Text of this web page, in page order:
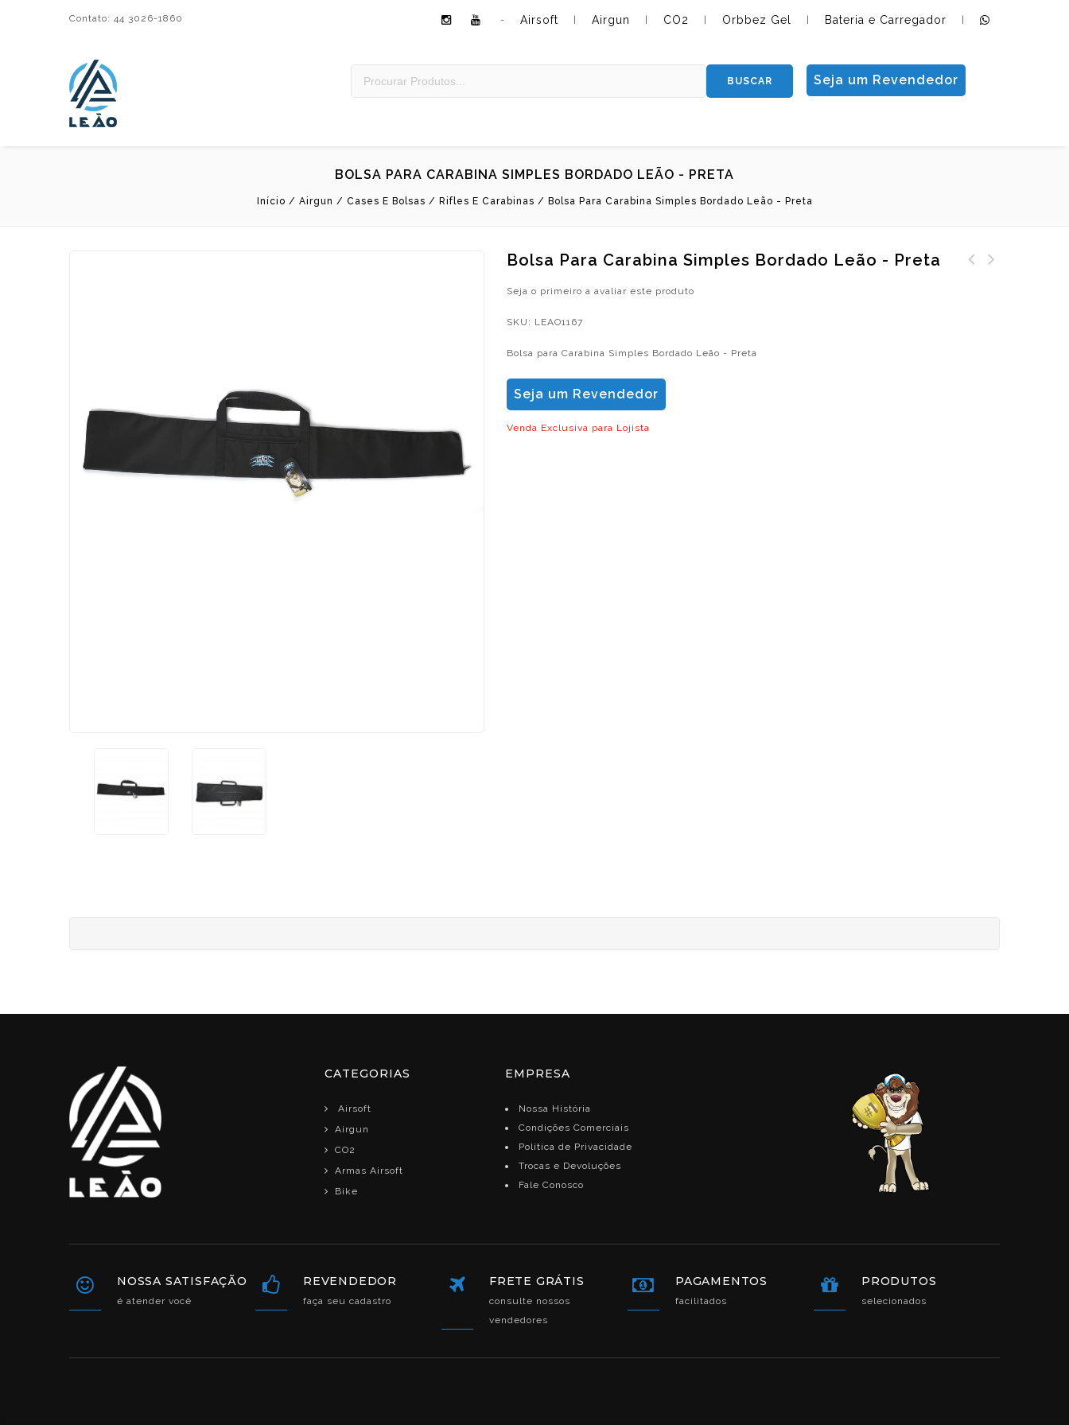
Contato: 44 3026-1860 - Airsoft Airgun CO2 Orbbez Gel Bateria e Carregador
BUSCAR Seja um Revendedor
BOLSA PARA CARABINA SIMPLES BORDADO LEÃO - PRETA
Início / Airgun / Cases E Bolsas / Rifles E Carabinas / Bolsa Para Carabina Simples Bordado Leão - Preta
Bolsa Para Carabina Simples Bordado Leão - Preta
Seja o primeiro a avaliar este produto
SKU: LEAO1167
Bolsa para Carabina Simples Bordado Leão - Preta
Seja um Revendedor
Venda Exclusiva para Lojista
CATEGORIAS
Airsoft
Airgun
CO2
Armas Airsoft
Bike
EMPRESA
Nossa História
Condições Comerciais
Política de Privacidade
Trocas e Devoluções
Fale Conosco
NOSSA SATISFAÇÃO
é atender você
REVENDEDOR
faça seu cadastro
FRETE GRÁTIS
consulte nossos
vendedores
PAGAMENTOS
facilitados
PRODUTOS
selecionados